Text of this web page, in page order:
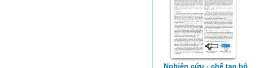
Nghiên cứu - chế tạo bộ